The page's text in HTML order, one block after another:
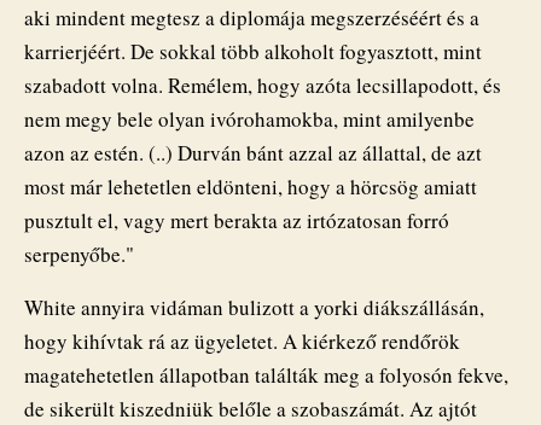
aki mindent megtesz a diplomája megszerzéséért és a
karrierjéért. De sokkal több alkoholt fogyasztott, mint
szabadott volna. Remélem, hogy azóta lecsillapodott, és
nem megy bele olyan ivórohamokba, mint amilyenbe
azon az estén. (..) Durván bánt azzal az állattal, de azt
most már lehetetlen eldönteni, hogy a hörcsög amiatt
pusztult el, vagy mert berakta az irtózatosan forró
serpenyőbe."
White annyira vidáman bulizott a yorki diákszállásán,
hogy kihívtak rá az ügyeletet. A kiérkező rendőrök
magatehetetlen állapotban találták meg a folyosón fekve,
de sikerült kiszedniük belőle a szobaszámát. Az ajtót